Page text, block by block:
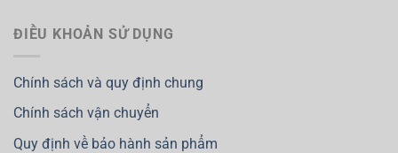
ĐIỀU KHOẢN SỬ DỤNG
Chính sách và quy định chung
Chính sách vận chuyển
Quy định về bảo hành sản phẩm